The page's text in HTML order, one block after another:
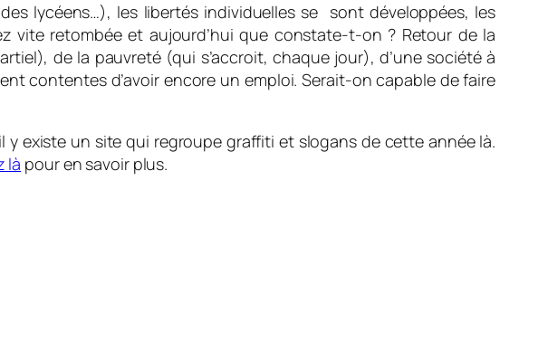
lycéens…), les libertés individuelles se sont développées, les
vite retombée et aujourd’hui que constate-t-on ? Retour de la
de la pauvreté (qui s’accroit, chaque jour), d’une société à
contentes d’avoir encore un emploi. Serait-on capable de faire
existe un site qui regroupe graffiti et slogans de cette année là.
là pour en savoir plus.